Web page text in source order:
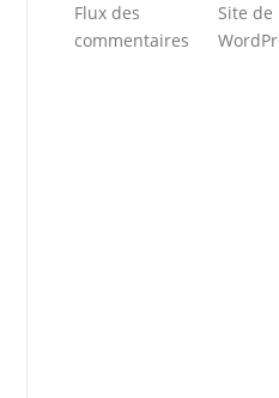
Flux des
commentaires
Site de